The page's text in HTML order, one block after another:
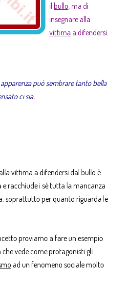
il bullo, ma di
insegnare alla
vittima a difendersi.
può sembrare tanto bella
ci sia.
vittima a difendersi dal bullo è
e racchiude i sé tutta la mancanza
soprattutto per quanto riguarda le
proviamo a fare un esempio
vede come protagonisti gli
ad un fenomeno sociale molto